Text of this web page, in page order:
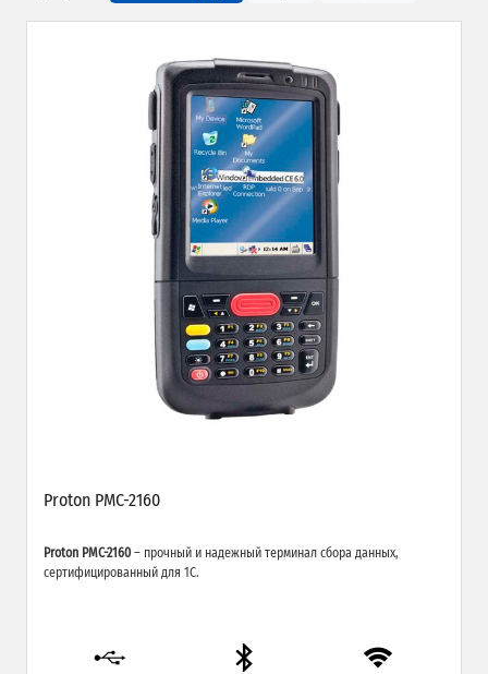
Proton PMC-2160
Proton PMC-2160 – прочный и надежный терминал сбора данных,
сертифицированный для 1С.